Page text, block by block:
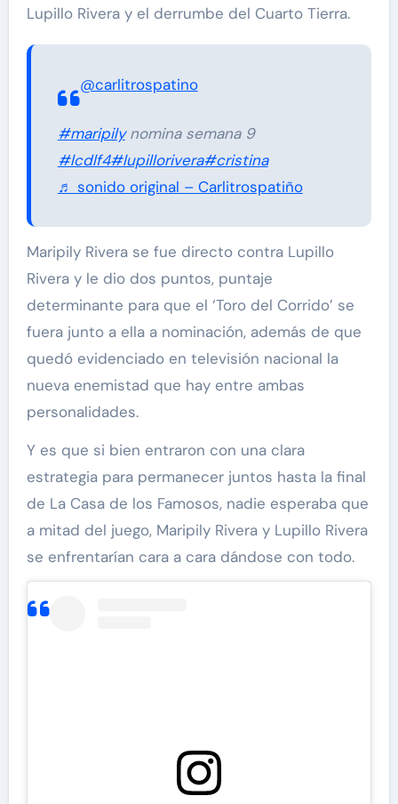
Lupillo Rivera y el derrumbe del Cuarto Tierra.
@carlitrospatino
#maripilynomina semana 9
#lcdlf4#lupillorivera#cristina
♬ sonido original – Carlitrospatiño
Maripily Rivera se fue directo contra Lupillo
Rivera y le dio dos puntos, puntaje
determinante para que el ‘Toro del Corrido’ se
fuera junto a ella a nominación, además de que
quedó evidenciado en televisión nacional la
nueva enemistad que hay entre ambas
personalidades.
Y es que si bien entraron con una clara
estrategia para permanecer juntos hasta la final
de La Casa de los Famosos, nadie esperaba que
a mitad del juego, Maripily Rivera y Lupillo Rivera
se enfrentarían cara a cara dándose con todo.